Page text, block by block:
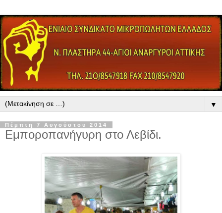
▼
Πέμπτη 7 Αυγούστου 2014
Εμποροπανήγυρη στο Λεβίδι.